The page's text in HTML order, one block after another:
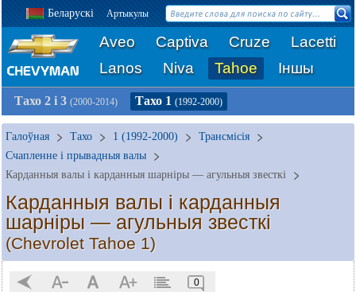
Беларускі Артыкулы
Aveo Captiva Cruze
Lacetti
Lanos
Niva Tahoe Іншы
Тахо 2 і 3 (2000-2014) Тахо 1 (1992-2000)
Галоўная Тахо 1 (1992-2000)
Трансмісія
Счапленне і прывадныя валы
Карданныя валы і карданныя шарніры — агульныя звесткі
Карданныя валы і карданныя
шарніры — агульныя звесткі
(Chevrolet Tahoe 1)
0